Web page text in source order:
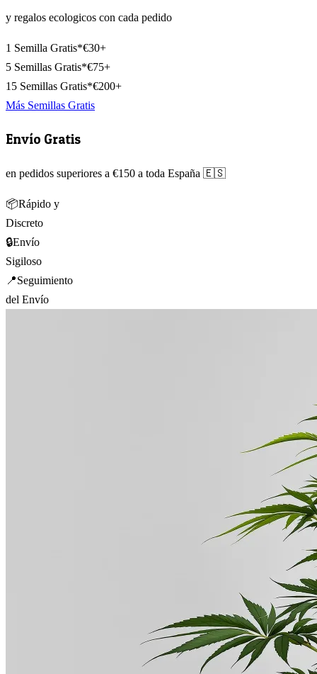
y regalos ecologicos con cada pedido
1 Semilla Gratis*€30+
5 Semillas Gratis*€75+
15 Semillas Gratis*€200+
Más Semillas Gratis
Envío Gratis
en pedidos superiores a €150 a toda España 🇪🇸
📦Rápido y
Discreto
🔒Envío
Sigiloso
📍Seguimiento
del Envío